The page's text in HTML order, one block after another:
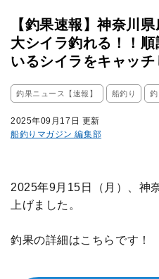
【釣果速報】神奈川
大シイラ釣れる！！
いるシイラをキャッチ
釣果ニュース【速報】 船釣り
2025年09月17日 更新
船釣りマガジン 編集部
2025年9月15日（月）、神
上げました。
釣果の詳細はこちらです！